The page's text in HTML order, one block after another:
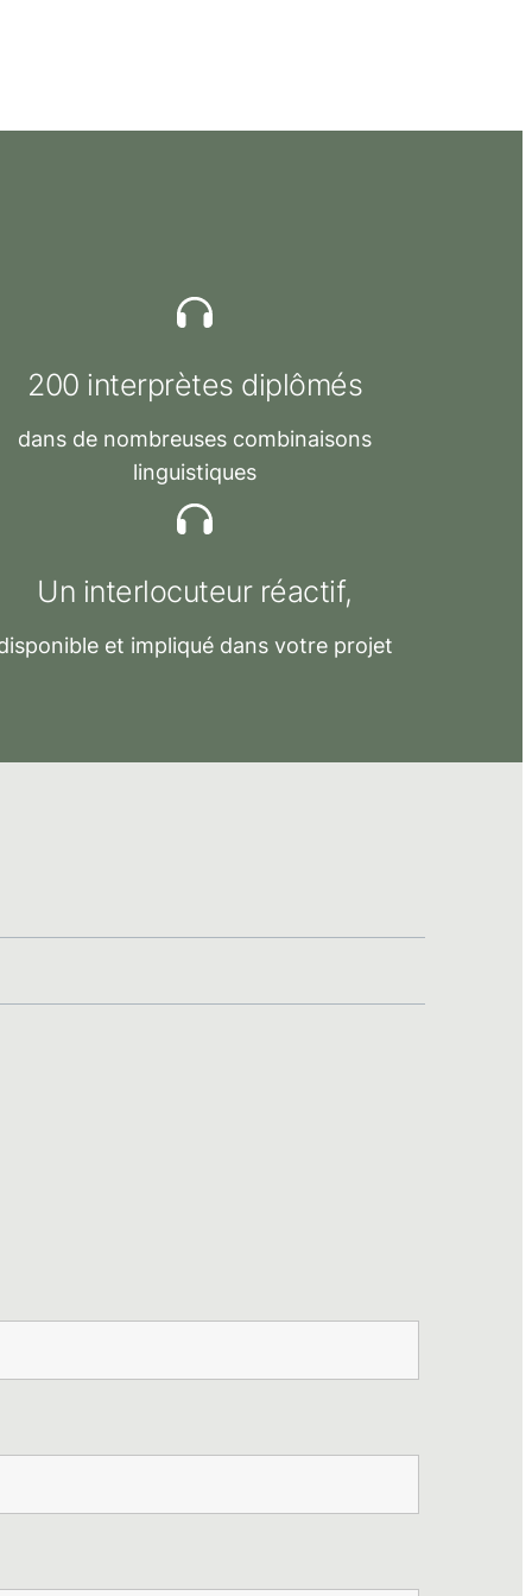
200 interprètes diplômés
dans de nombreuses combinaisons
linguistiques
Un interlocuteur réactif,
et impliqué dans votre projet